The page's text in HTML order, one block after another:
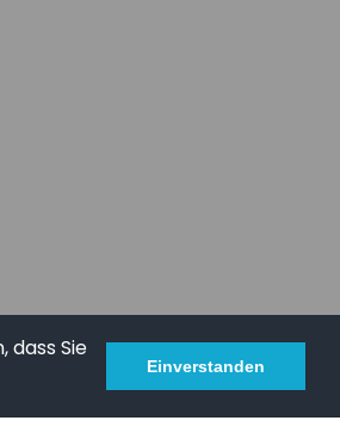
dass Sie
Einverstanden